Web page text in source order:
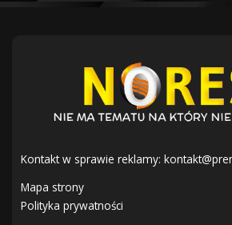
Kontakt w sprawie reklamy:
Mapa strony
Polityka prywatności